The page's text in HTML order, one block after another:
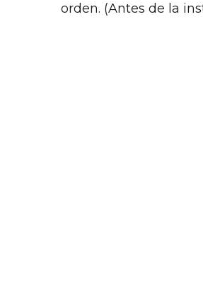
orden. (Antes de la